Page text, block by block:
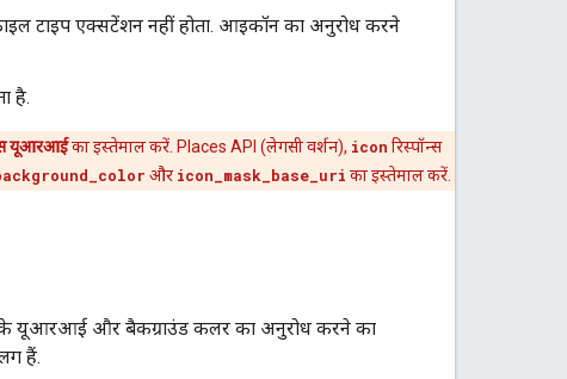
टाइप एक्सटेंशन नहीं होता. आइकॉन का अनुरोध करने
है.
यूआरआईका इस्तेमाल करें. Places API (लेगसी वर्शन), icon रिस्पॉन्स
और icon_mask_base_uri का इस्तेमाल करें.
के यूआरआई और बैकग्राउंड कलर का अनुरोध करने का
हैं.